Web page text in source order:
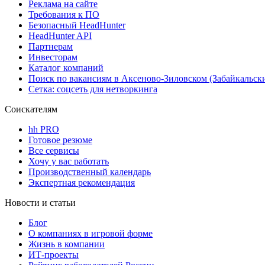
Реклама на сайте
Требования к ПО
Безопасный HeadHunter
HeadHunter API
Партнерам
Инвесторам
Каталог компаний
Поиск по вакансиям в Аксеново-Зиловском
Сетка: соцсеть для нетворкинга
Соискателям
hh PRO
Готовое резюме
Все сервисы
Хочу у вас работать
Производственный календарь
Экспертная рекомендация
Новости и статьи
Блог
О компаниях в игровой форме
Жизнь в компании
ИТ-проекты